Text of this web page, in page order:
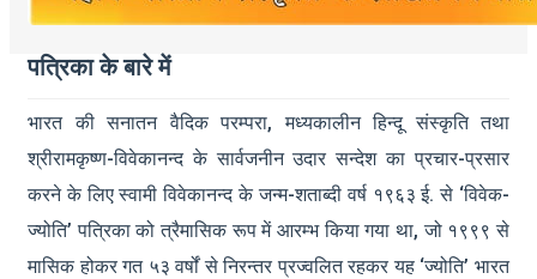
पत्रिका के बारे में
भारत की सनातन वैदिक परम्परा, मध्यकालीन हिन्दू संस्कृति तथा
श्रीरामकृष्ण-विवेकानन्द के सार्वजनीन उदार सन्देश का प्रचार-प्रसार
करने के लिए स्वामी विवेकानन्द के जन्म-शताब्दी वर्ष १९६३ ई. से ‘विवेक-
ज्योति’ पत्रिका को त्रैमासिक रूप में आरम्भ किया गया था, जो १९९९ से
मासिक होकर गत ५३ वर्षों से निरन्तर प्रज्वलित रहकर यह ‘ज्योति’ भारत